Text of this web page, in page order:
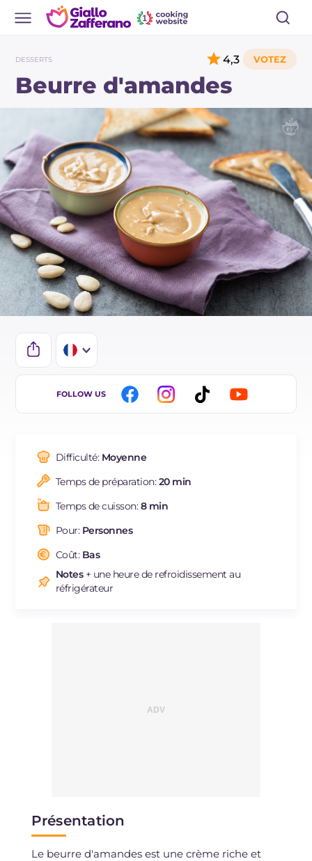
DESSERTS
Beurre d'amandes
4,3
IT
DE
BR
NL
FOLLOW US
Difficulté: Moyenne
Temps de préparation:20 min
Temps de cuisson:8 min
Pour: Personnes
Coût: Bas
Notes+ une heure de refroidissement au
réfrigérateur
Présentation
Le beurre d'amandes est une crème riche et